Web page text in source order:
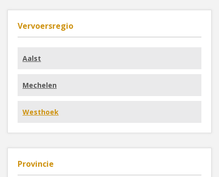
Vervoersregio
Aalst
Mechelen
Westhoek
Provincie